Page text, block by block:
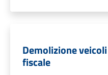
Demolizione
fiscale